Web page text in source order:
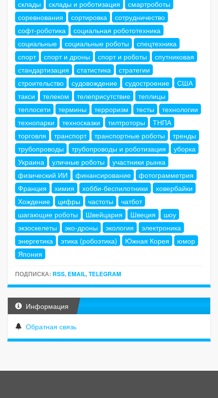
склады
склады и роботизация
смартроботы
соревнования
сортировка
сотрудничество
софт-роботика
социальная робототехника
социальные
социальные роботы
спецтехника
спорт
спорт и дроны спорт и роботы
спутниковая
стандартизация
статистика
стратегии
строительство
судовождение судостроение
США
такси
телеком телеприсутствие
теплицы
теплосети
термины терроризм тесты
технологии
технопарки
техносказки тилтроторы
ТНПА
торговля
транспорт транспортные роботы
тренды
трубопроводы
трубопроводы и роботизация
уборка
Украина
уличные роботы
участники рынка
физический ИИ
финансирование
фотограмметрия
Франция
химия хобби-беспилотники
ховербайки
Хождение
цифры частоты
чатбот
шагающие роботы
Швейцария Швеция
шоу
экзоскелеты
эко-дроны экология
электроника
энергетика
этика (робоэтика) Южная Корея
юмор
Япония
ПОДПИСКА: RSS, EMAIL,TELEGRAM
Информация
Обратная связь